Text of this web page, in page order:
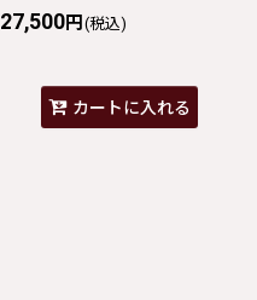
27,500円 (税込)
カートに入れる